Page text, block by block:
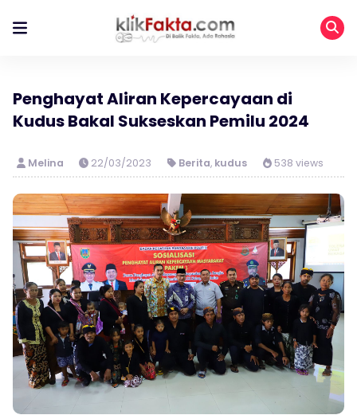
Penghayat Aliran Kepercayaan di
Kudus Bakal Sukseskan Pemilu 2024
Melina 22/03/2023 Berita, kudus 538 views